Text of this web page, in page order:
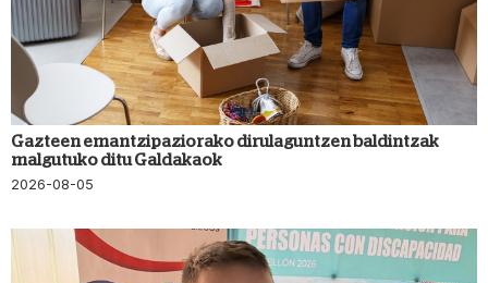
Gazteen emantzipaziorako dirulaguntzen baldintzak
malgutuko ditu Galdakaok
2026-08-05